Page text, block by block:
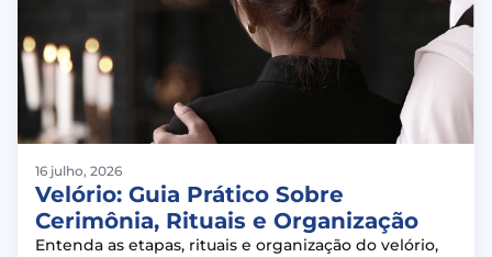
16 julho, 2026
Velório: Guia Prático Sobre
Cerimônia, Rituais e Organização
Entenda as etapas, rituais e organização do velório,